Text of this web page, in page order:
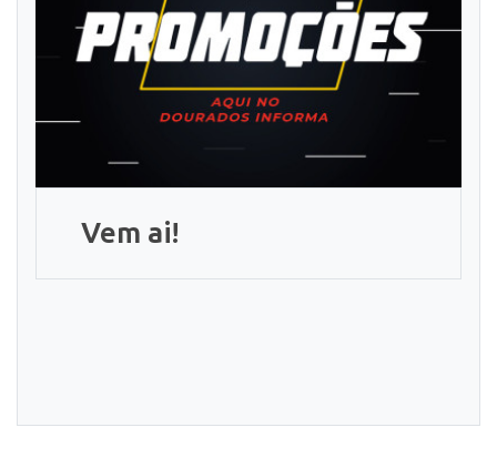
Vem ai!